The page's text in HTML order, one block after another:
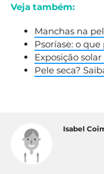
Veja também:
Manchas na
Psoríase: o
Exposição
Pele seca?
Isabel